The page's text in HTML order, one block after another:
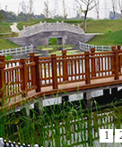
1